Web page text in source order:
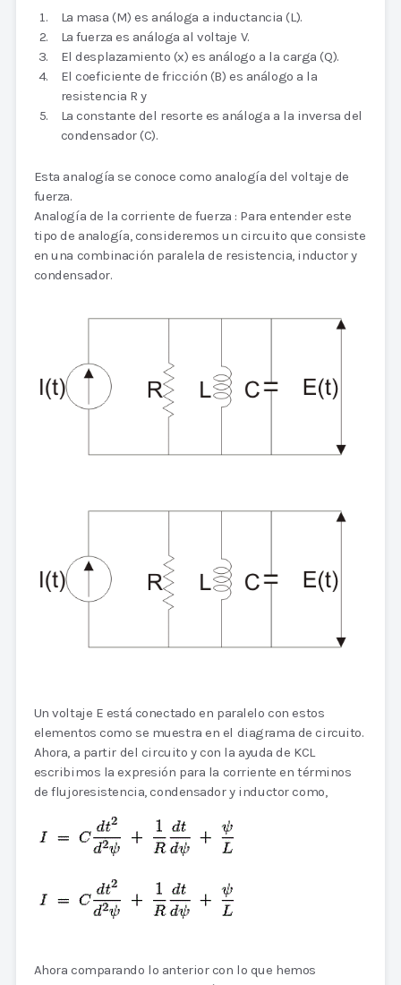
La masa (M) es análoga a inductancia (L).
La fuerza es análoga al voltaje V.
El desplazamiento (x) es análogo a la carga (Q).
El coeficiente de fricción (B) es análogo a la
resistencia R y
La constante del resorte es análoga a la inversa del
condensador (C).
Esta analogía se conoce como analogía del voltaje de
fuerza.
Analogía de la corriente de fuerza : Para entender este
tipo de analogía, consideremos un circuito que consiste
en una combinación paralela de resistencia, inductor y
condensador.
Un voltaje E está conectado en paralelo con estos
elementos como se muestra en el diagrama de circuito.
Ahora, a partir del circuito y con la ayuda de KCL
escribimos la expresión para la corriente en términos
de flujoresistencia, condensador y inductor como,
Ahora comparando lo anterior con lo que hemos